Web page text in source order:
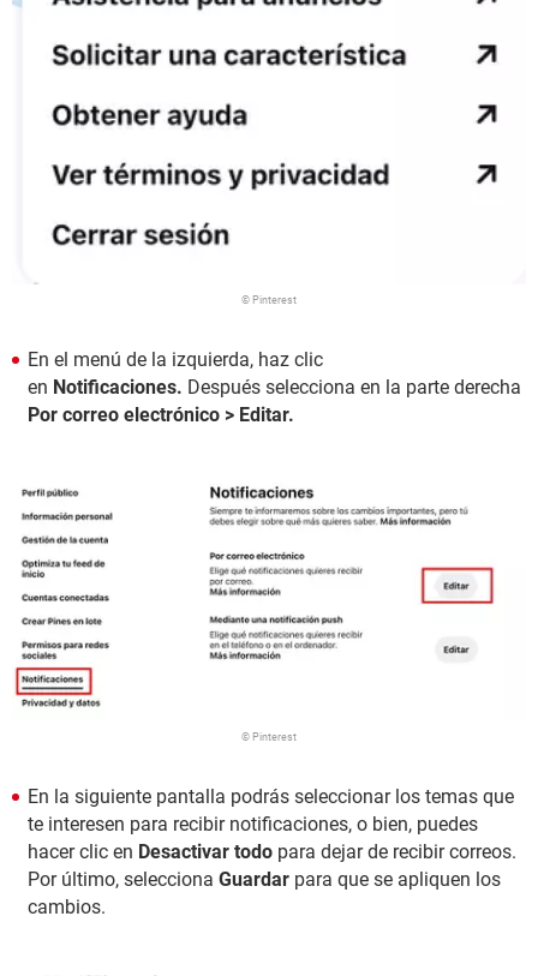
© Pinterest
En el menú de la izquierda, haz clic
en Notificaciones. Después selecciona en la parte derecha
Por correo electrónico > Editar.
© Pinterest
En la siguiente pantalla podrás seleccionar los temas que
te interesen para recibir notificaciones, o bien, puedes
hacer clic en Desactivar todo para dejar de recibir correos.
Por último, selecciona Guardar para que se apliquen los
cambios.